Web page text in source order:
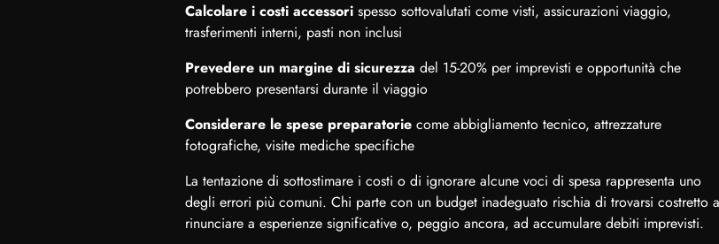
Calcolare i costi accessori spesso sottovalutati come visti, assicurazioni viaggio,
trasferimenti interni, pasti non inclusi
Prevedere un margine di sicurezza del 15-20% per imprevisti e opportunità che
potrebbero presentarsi durante il viaggio
Considerare le spese preparatorie come abbigliamento tecnico, attrezzature
fotografiche, visite mediche specifiche
La tentazione di sottostimare i costi o di ignorare alcune voci di spesa rappresenta uno
degli errori più comuni. Chi parte con un budget inadeguato rischia di trovarsi costretto a
rinunciare a esperienze significative o, peggio ancora, ad accumulare debiti imprevisti.